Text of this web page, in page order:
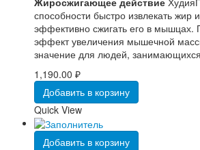
способности быстро извлекать жир
эффективно сжигать его в мышцах.
эффект увеличения мышечной
значение для людей,
1,190.00 ₽
Добавить в корзину
Quick View
Добавить в корзину